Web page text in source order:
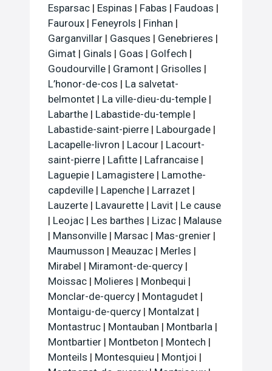
Esparsac | Espinas | Fabas | Faudoas |
Fauroux | Feneyrols | Finhan |
Garganvillar | Gasques | Genebrieres |
Gimat | Ginals | Goas | Golfech |
Goudourville | Gramont | Grisolles |
L’honor-de-cos | La salvetat-
belmontet | La ville-dieu-du-temple |
Labarthe | Labastide-du-temple |
Labastide-saint-pierre | Labourgade |
Lacapelle-livron | Lacour | Lacourt-
saint-pierre | Lafitte | Lafrancaise |
Laguepie | Lamagistere | Lamothe-
capdeville | Lapenche | Larrazet |
Lauzerte | Lavaurette | Lavit | Le cause
| Leojac | Les barthes | Lizac | Malause
| Mansonville | Marsac | Mas-grenier |
Maumusson | Meauzac | Merles |
Mirabel | Miramont-de-quercy |
Moissac | Molieres | Monbequi |
Monclar-de-quercy | Montagudet |
Montaigu-de-quercy | Montalzat |
Montastruc | Montauban | Montbarla |
Montbartier | Montbeton | Montech |
Monteils | Montesquieu | Montjoi |